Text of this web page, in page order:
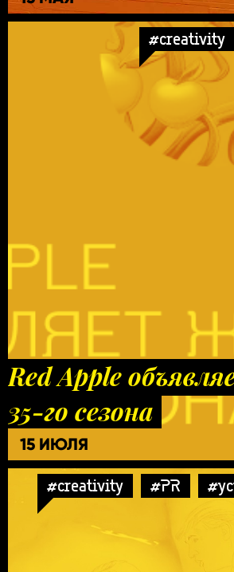
#creativity
Red Apple
35-го сезона
15 ИЮЛЯ
#creativity #PR